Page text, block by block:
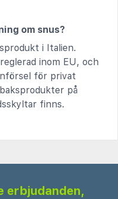
om snus?
i Italien.
inom EU, och
för privat
på
finns.
erbjudanden,